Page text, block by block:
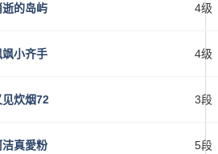
逝的岛屿 4级
飒小齐手 4级
见炊烟72 3段
洁真愛粉 5段